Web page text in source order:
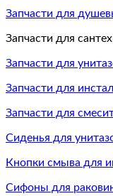
Запчасти для
Запчасти для
Запчасти для
Запчасти для
Запчасти для
Сиденья для
Кнопки смыва для
Сифоны для